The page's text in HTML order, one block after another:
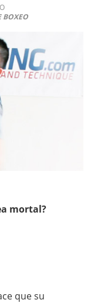
BOXEO
mortal?
que su